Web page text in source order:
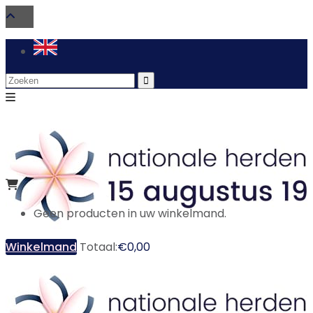
Search
for:
Geen producten in uw winkelmand.
Winkelmand Totaal:€0,00